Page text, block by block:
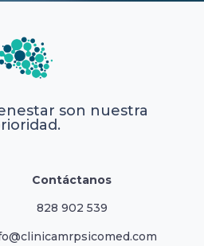
son nuestra
Contáctanos
828 902 539